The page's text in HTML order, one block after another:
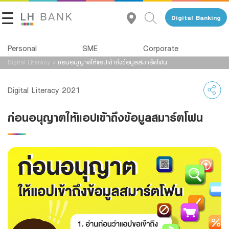
Digital Banking
Personal SME Corporate
About Us
Investor Relations
Contact Us
Land and Houses Financial Business Group
Tel 1327 TH EN
Insurance
Services
Digital Banking
Services
All Loans
Product Program
SMEs Loan
Digital Literacy > ก่อนอนุญาตให้แอปเข้าถึงข้อมูลสมาร์ตโฟน
Digital Literacy 2021
ก่อนอนุญาตให้แอปเข้าถึงข้อมูลสมาร์ตโฟน